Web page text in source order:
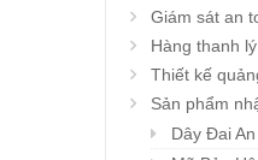
Giám sát an
Hàng thanh lý
Thiết kế
Sản phẩm
Dây Đai
Khẩu trang đa